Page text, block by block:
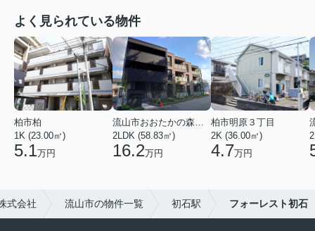
よく見られている物件
柏市柏
1K (23.00㎡)
5.1万円
2LDK (58.83㎡)
16.2万円
柏市明原３丁目
2K (36.00㎡)
4.7万円
式会社 流山市の物件一覧 初石駅 フォーレスト初石